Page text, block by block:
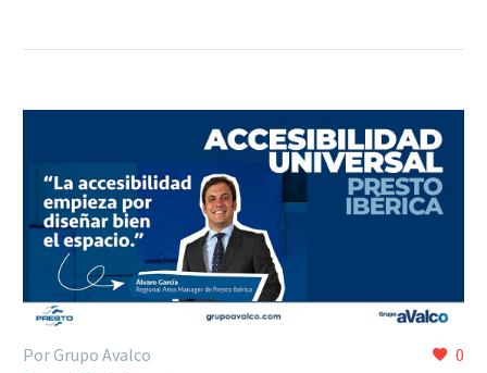
0
Por Grupo Avalco